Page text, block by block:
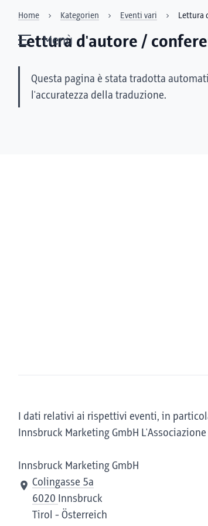
Menù
Home Kategorien Eventi vari Lettura
Lettura d'autore /
Questa pagina è stata tradotta
l'accuratezza della traduzione.
I dati relativi ai rispettivi eventi, in
Innsbruck Marketing GmbH
Innsbruck Marketing GmbH
Colingasse 5a
6020 Innsbruck
Tirol - Österreich